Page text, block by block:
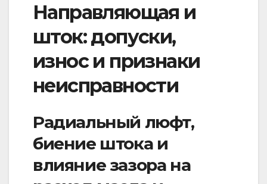
Направляющая и
шток: допуски,
износ и признаки
неисправности
Радиальный люфт,
биение штока и
влияние зазора на